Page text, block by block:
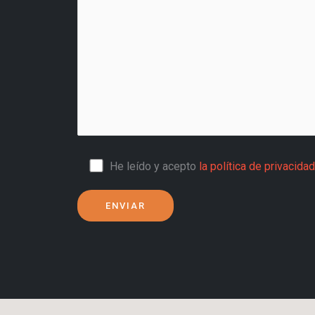
He leído y acepto la política de privacidad